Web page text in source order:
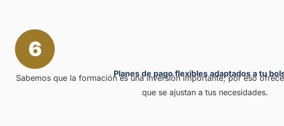
6
Planes de pago flexibles adaptados a tu
Sabemos que la formación es una inversión importante, por eso
que se ajustan a tus necesidades.